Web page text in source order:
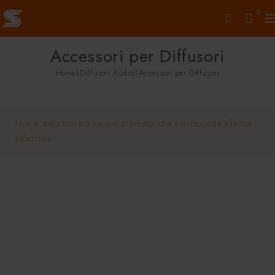
0
Accessori per Diffusori
Home Diffusori Audio Accessori per Diffusori
Non è stato trovato nessun prodotto che corrisponde alla tua
selezione.